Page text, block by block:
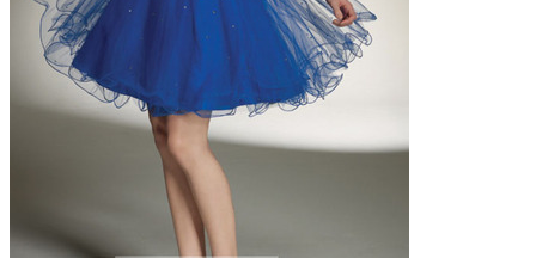
Vestidos de novia 2023
Vestidos de novia sin tirantes
Vestidos de novia encaje
Vestidos de novia corte princesa
Vestidos de novia sencillo
Vestidos de novia corte sirena